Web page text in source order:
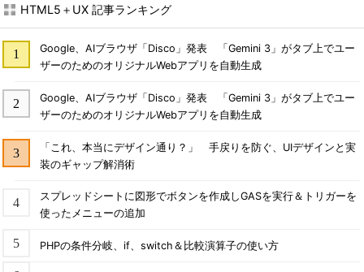
HTML5＋UX 記事ランキング
Google、AIブラウザ「Disco」発表 「Gemini 3」がタブ上でユー
ザーのためのオリジナルWebアプリを自動生成
Google、AIブラウザ「Disco」発表 「Gemini 3」がタブ上でユー
ザーのためのオリジナルWebアプリを自動生成
「これ、本当にデザイン通り？」 手戻りを防ぐ、UIデザインと実
装のギャップ解消術
スプレッドシートに図形でボタンを作成しGASを実行＆トリガーを
使ったメニューの追加
PHPの条件分岐、if、switch＆比較演算子の使い方